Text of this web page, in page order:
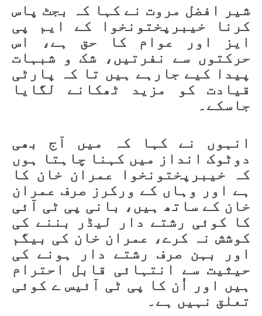
شیر افضل مروت نے کہا کہ بجٹ پاس
کرنا خیبرپختونخوا کے ایم پی
ایز اور عوام کا حق ہے، اس
حرکتوں سے نفرتیں، شک و شبہات
پیدا کیے جارہے ہیں تا کہ پارٹی
قیادت کو مزید ٹھکانے لگایا
جاسکے۔
انہوں نے کہا کہ میں آج بھی
دوٹوک انداز میں کہنا چاہتا ہوں
کہ خیبرپختونخوا عمران خان کا
ہے اور وہاں کے ورکرز صرف عمران
خان کے ساتھ ہیں، بانی پی ٹی آئی
کا کوئی رشتے دار لیڈر بننے کی
کوشش نہ کرے، عمران خان کی بیگم
اور بہن صرف رشتے دار ہونے کی
حیثیت سے انتہائی قابل احترام
ہیں اور اُن کا پی ٹی آئیس ے کوئی
تعلق نہیں ہے۔